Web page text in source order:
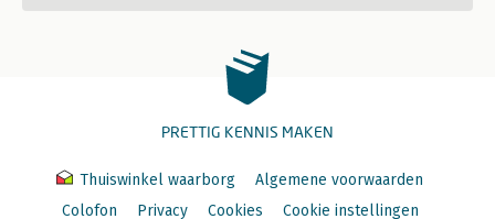
PRETTIG KENNIS MAKEN
Thuiswinkel waarborg
Algemene voorwaarden
Colofon
Privacy Cookies Cookie instellingen